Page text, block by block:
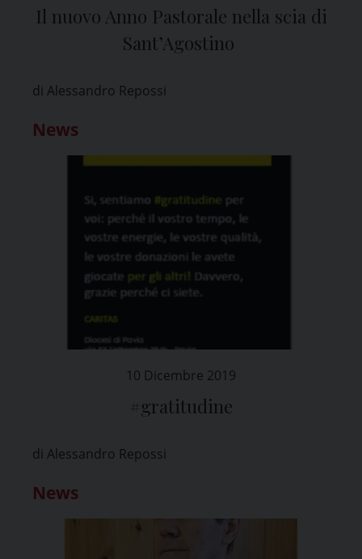
Il nuovo Anno Pastorale nella scia di
Sant’Agostino
di Alessandro Repossi
News
10 Dicembre 2019
#gratitudine
di Alessandro Repossi
News